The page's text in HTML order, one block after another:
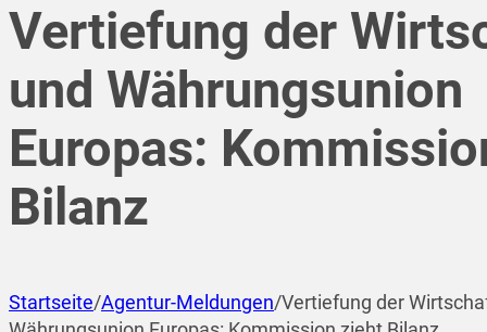
Vertiefung der
und Währungsunion
Europas:
Bilanz
Startseite/Agentur-Meldungen/Vertiefung der